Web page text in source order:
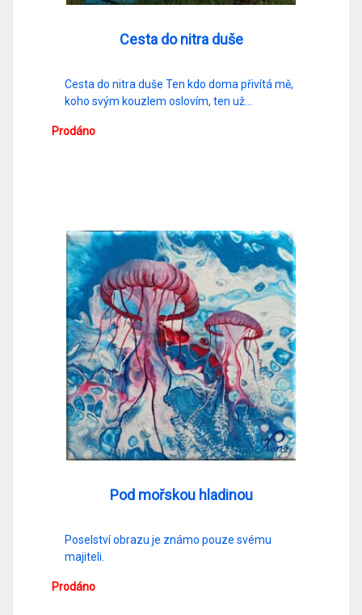
Cesta do nitra duše
Cesta do nitra duše Ten kdo doma přivítá mě,
koho svým kouzlem oslovím, ten už…
Prodáno
Pod mořskou hladinou
Poselství obrazu je známo pouze svému
majiteli.
Prodáno